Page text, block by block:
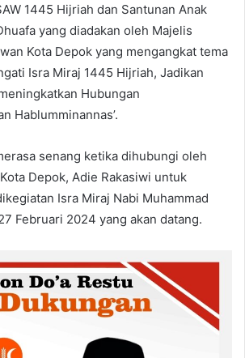
1445 Hijriah dan Santunan Anak
yang diadakan oleh Majelis
Kota Depok yang mengangkat tema
Isra Miraj 1445 Hijriah, Jadikan
Hubungan
Hablumminannas’.
senang ketika dihubungi oleh
Depok, Adie Rakasiwi untuk
Isra Miraj Nabi Muhammad
Februari 2024 yang akan datang.